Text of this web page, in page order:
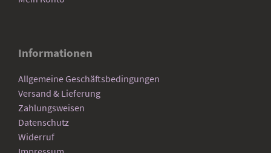
Informationen
Allgemeine Geschäftsbedingungen
Versand & Lieferung
Zahlungsweisen
Datenschutz
Widerruf